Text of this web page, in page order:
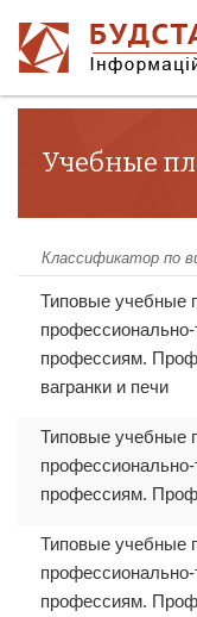
Учебные
Классификатор по
Типовые учебные
профессиям.
вагранки и печи
Типовые учебные
профессиям.
Типовые учебные
профессиям.